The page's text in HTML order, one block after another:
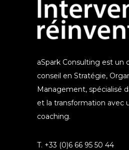
aSpark Consulting est un
conseil en Stratégie,
Management, spécialisé
et la transformation avec
coaching.
T. +33 (0)6 66 95 50 44